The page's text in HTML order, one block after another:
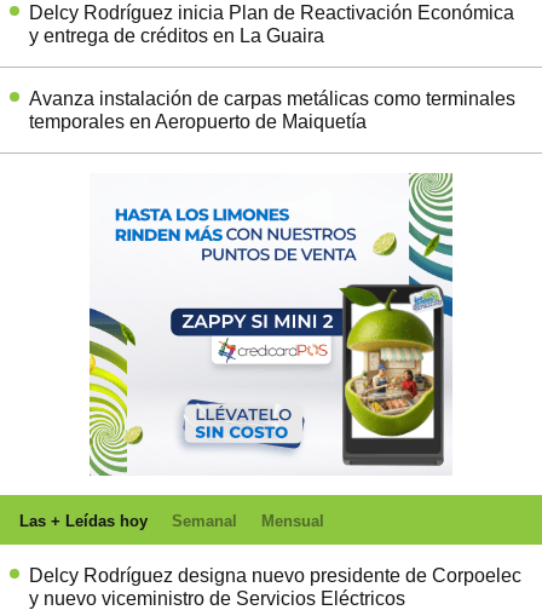
Delcy Rodríguez inicia Plan de Reactivación Económica
y entrega de créditos en La Guaira
Avanza instalación de carpas metálicas como terminales
temporales en Aeropuerto de Maiquetía
Las + Leídas hoy Semanal Mensual
Delcy Rodríguez designa nuevo presidente de Corpoelec
y nuevo viceministro de Servicios Eléctricos